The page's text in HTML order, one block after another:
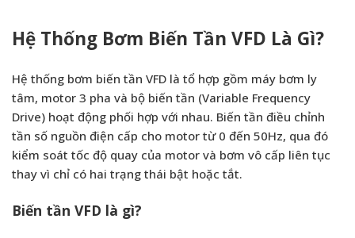
Hệ Thống Bơm Biến Tần VFD Là Gì?
Hệ thống bơm biến tần VFD là tổ hợp gồm máy bơm ly
tâm, motor 3 pha và bộ biến tần (Variable Frequency
Drive) hoạt động phối hợp với nhau. Biến tần điều chỉnh
tần số nguồn điện cấp cho motor từ 0 đến 50Hz, qua đó
kiểm soát tốc độ quay của motor và bơm vô cấp liên tục
thay vì chỉ có hai trạng thái bật hoặc tắt.
Biến tần VFD là gì?